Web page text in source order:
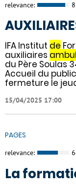
relevance:
IFA Institut de
auxiliaires
du Père Soulas
Accueil du
fermeture le
15/04/2025 17:00
PAGES
relevance:
La